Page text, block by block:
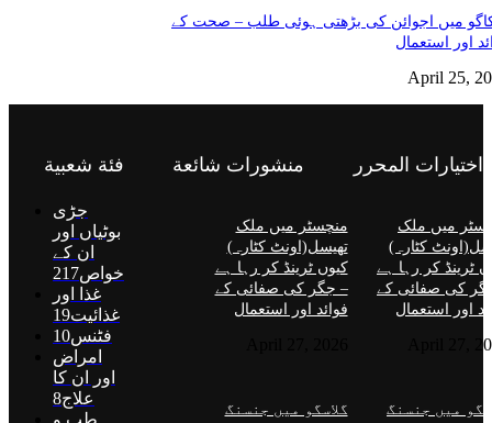
میں اجوائن کی بڑھتی ہوئی طلب – صحت کے
اور استعمال
April 25,
اختيارات المحرر
میں ملک
کٹارہ)
ٹرینڈ کر رہا ہے
کی صفائی کے
اور استعمال
April 27,
میں جنسنگ
منشورات شائعة
منچسٹر میں ملک
تھیسل(اونٹ کٹارہ)
کیوں ٹرینڈ کر رہا ہے
– جگر کی صفائی کے
فوائد اور استعمال
گلاسگو میں جنسنگ
فئة شعبية
جڑی
بوٹیاں اور
ان کے
خواص217
غذا اور
غذائیت19
فٹنس10
امراض
اور ان کا
علاج8
طب و